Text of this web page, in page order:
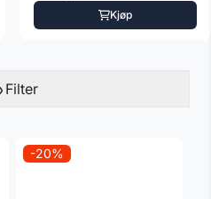
Kjøp
Filter
-20%